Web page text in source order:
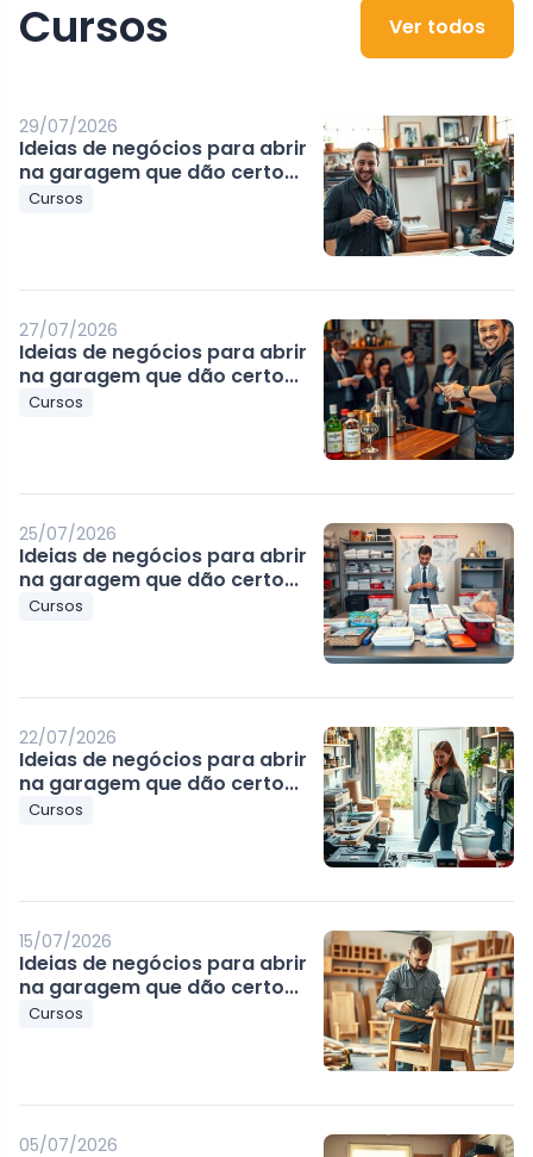
Cursos Ver todos
29/07/2026
Ideias de negócios para abrir
na garagem que dão certo...
Cursos
27/07/2026
Ideias de negócios para abrir
na garagem que dão certo...
Cursos
25/07/2026
Ideias de negócios para abrir
na garagem que dão certo...
Cursos
22/07/2026
Ideias de negócios para abrir
na garagem que dão certo...
Cursos
15/07/2026
Ideias de negócios para abrir
na garagem que dão certo...
Cursos
05/07/2026